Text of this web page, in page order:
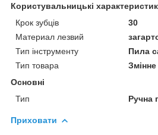
Користувальницькі
Крок зубців
30
Материал лезвий
Тип інструменту
Пила
Тип товара
Основні
Тип
Ручна
Приховати